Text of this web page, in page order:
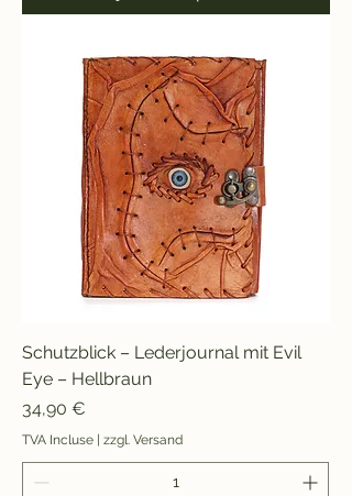
Schutzblick – Lederjournal mit Evil
Eye – Hellbraun
Prix
34,90 €
TVA Incluse | zzgl. Versand